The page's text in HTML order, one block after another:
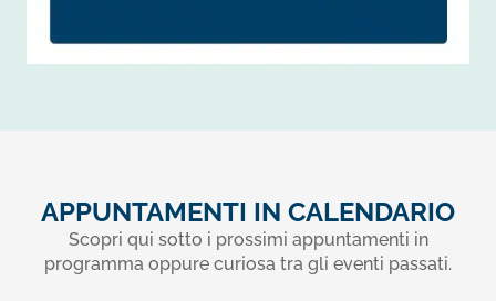
APPUNTAMENTI IN CALENDARIO
Scopri qui sotto i prossimi appuntamenti in
programma oppure curiosa tra gli eventi passati.